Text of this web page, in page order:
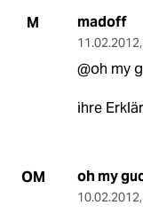
M madoff
11.02.2012,
@oh my
ihre
OM oh my
10.02.2012,